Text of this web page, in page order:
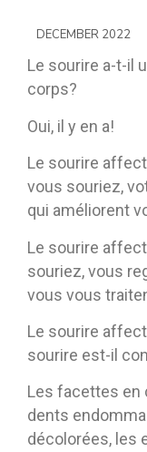
DECEMBER 2022
Le sourire a-t-il
corps?
Oui, il y en a!
Le sourire
vous souriez,
qui améliorent
Le sourire
souriez, vous
vous vous
Le sourire
sourire est-il
Les facettes en
dents
décolorées, les